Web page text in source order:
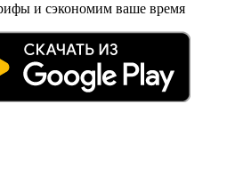
и сэкономим ваше время